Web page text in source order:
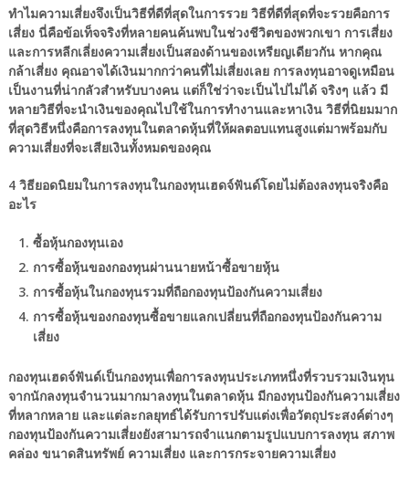
ทำไมความเสี่ยงจึงเป็นวิธีที่ดีที่สุดในการรวย วิธีที่ดีที่สุดที่จะรวยคือการ
เสี่ยง นี่คือข้อเท็จจริงที่หลายคนค้นพบในช่วงชีวิตของพวกเขา การเสี่ยง
และการหลีกเลี่ยงความเสี่ยงเป็นสองด้านของเหรียญเดียวกัน หากคุณ
กล้าเสี่ยง คุณอาจได้เงินมากกว่าคนที่ไม่เสี่ยงเลย การลงทุนอาจดูเหมือน
เป็นงานที่น่ากลัวสำหรับบางคน แต่ก็ใช่ว่าจะเป็นไปไม่ได้ จริงๆ แล้ว มี
หลายวิธีที่จะนำเงินของคุณไปใช้ในการทำงานและหาเงิน วิธีที่นิยมมาก
ที่สุดวิธีหนึ่งคือการลงทุนในตลาดหุ้นที่ให้ผลตอบแทนสูงแต่มาพร้อมกับ
ความเสี่ยงที่จะเสียเงินทั้งหมดของคุณ
4 วิธียอดนิยมในการลงทุนในกองทุนเฮดจ์ฟันด์โดยไม่ต้องลงทุนจริงคือ
อะไร
ซื้อหุ้นกองทุนเอง
การซื้อหุ้นของกองทุนผ่านนายหน้าซื้อขายหุ้น
การซื้อหุ้นในกองทุนรวมที่ถือกองทุนป้องกันความเสี่ยง
การซื้อหุ้นของกองทุนซื้อขายแลกเปลี่ยนที่ถือกองทุนป้องกันความ
เสี่ยง
กองทุนเฮดจ์ฟันด์เป็นกองทุนเพื่อการลงทุนประเภทหนึ่งที่รวบรวมเงินทุน
จากนักลงทุนจำนวนมากมาลงทุนในตลาดหุ้น มีกองทุนป้องกันความเสี่ยง
ที่หลากหลาย และแต่ละกลยุทธ์ได้รับการปรับแต่งเพื่อวัตถุประสงค์ต่างๆ
กองทุนป้องกันความเสี่ยงยังสามารถจำแนกตามรูปแบบการลงทุน สภาพ
คล่อง ขนาดสินทรัพย์ ความเสี่ยง และการกระจายความเสี่ยง